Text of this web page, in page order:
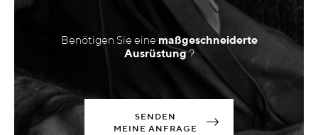
Benötigen Sie einemaßgeschneiderte
Ausrüstung?
SENDEN
MEINE ANFRAGE